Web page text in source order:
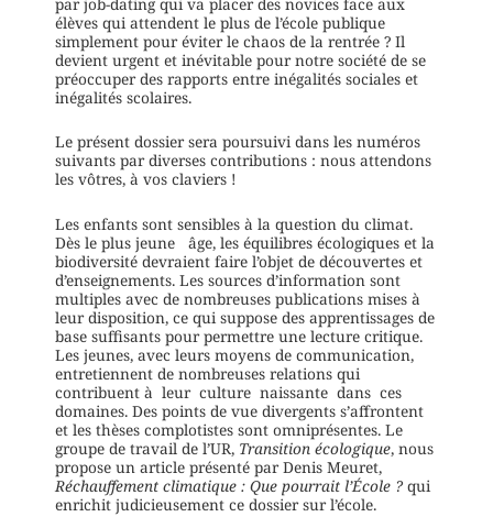
élèves qui attendent le plus de l’école publique
simplement pour éviter le chaos de la rentrée ? Il
devient urgent et inévitable pour notre société de se
préoccuper des rapports entre inégalités sociales et
inégalités scolaires.
Le présent dossier sera poursuivi dans les numéros
suivants par diverses contributions : nous attendons
les vôtres, à vos claviers !
Les enfants sont sensibles à la question du climat.
Dès le plus jeune âge, les équilibres écologiques et la
biodiversité devraient faire l’objet de découvertes et
d’enseignements. Les sources d’information sont
multiples avec de nombreuses publications mises à
leur disposition, ce qui suppose des apprentissages de
base suffisants pour permettre une lecture critique.
Les jeunes, avec leurs moyens de communication,
entretiennent de nombreuses relations qui
contribuent à leur culture naissante dans ces
domaines. Des points de vue divergents s’affrontent
et les thèses complotistes sont omniprésentes. Le
groupe de travail de l’UR, Transition écologique, nous
propose un article présenté par Denis Meuret,
Réchauffement climatique : Que pourrait l’École ? qui
enrichit judicieusement ce dossier sur l’école.